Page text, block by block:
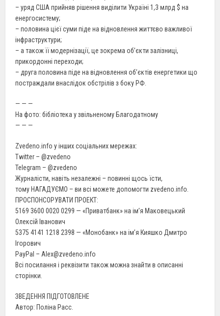
– уряд США прийняв рішення виділити Україні 1,3 млрд $ на
енергосистему;
– половина цієї суми піде на відновлення життєво важливої
інфраструктури;
– а також її модернізації, це зокрема об’єкти залізниці,
прикордонні переходи;
– друга половина піде на відновлення об’єктів енергетики що
постраждали внаслідок обстрілів з боку РФ.
— — —
На фото: бібліотека у звільненому Благодатному
— — —
Zvedeno.info у інших соціальних мережах:
Twitter – @zvedeno
Telegram – @zvedeno
Журналісти, навіть незалежні – повинні щось їсти,
тому НАГАДУЄМО – ви всі можете допомогти zvedeno.info.
ПРОСПОНСОРУВАТИ ПРОЕКТ:
5169 3600 0020 0299 — «Приватбанк» на ім’я Маковецький
Олексій Іванович
5375 4141 1218 2398 — «Монобанк» на ім’я Кияшко Дмитро
Ігорович
PayPal – Alex@zvedeno.info
Всі посилання і реквізити також можна знайти в описанні
сторінки.
ЗВЕДЕННЯ ПІДГОТОВЛЕНЕ
Автор: Поліна Расс.